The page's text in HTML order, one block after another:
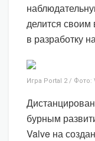
делится своим
в разработку
Игра Portal 2 / Фото:
бурным
Valve на